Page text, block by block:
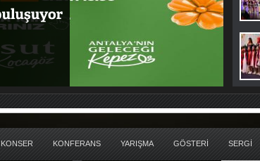
KONSER KONFERANS YARIŞMA GÖSTERİ SERGİ